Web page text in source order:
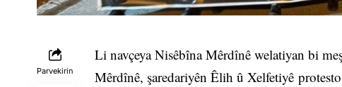
Parvekirin
Li navçeya Nisêbîna Mêrdînê welatiyan bi
Mêrdînê, şaredariyên Êlih û Xelfetiyê